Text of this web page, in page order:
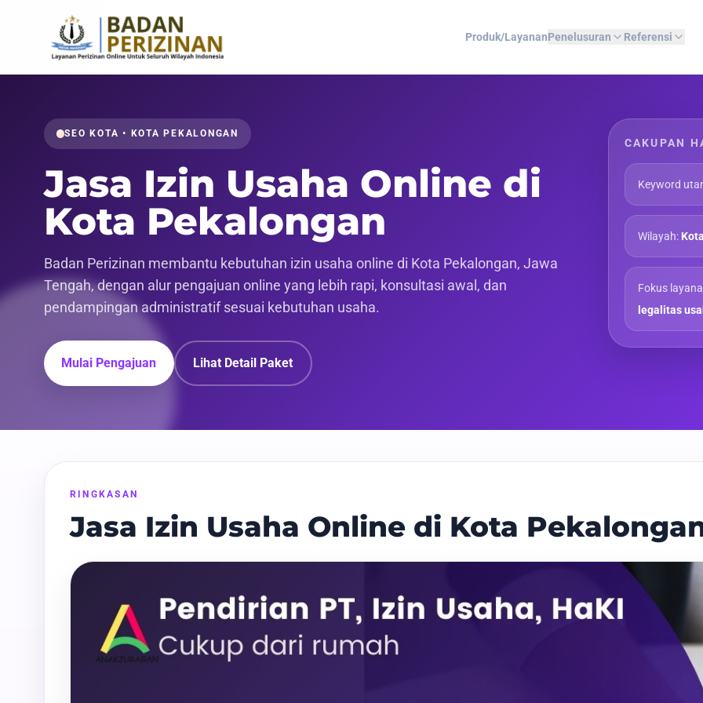
Produk/LayananPenelusuran Referensi
SEO KOTA • KOTA PEKALONGAN
Jasa Izin Usaha Online di
Kota Pekalongan
Badan Perizinan membantu kebutuhan izin usaha online di Kota Pekalongan, Jawa
Tengah, dengan alur pengajuan online yang lebih rapi, konsultasi awal, dan
pendampingan administratif sesuai kebutuhan usaha.
Mulai Pengajuan Lihat Detail Paket
CAKUPAN
Keyword
Wilayah:
Fokus
legalitas
RINGKASAN
Jasa Izin Usaha Online di Kota